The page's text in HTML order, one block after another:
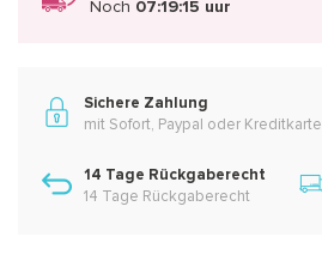
Noch 07:19:15 uur
Sichere Zahlung
mit Sofort, Paypal oder Kreditkarte
14 Tage Rückgaberecht
14 Tage Rückgaberecht